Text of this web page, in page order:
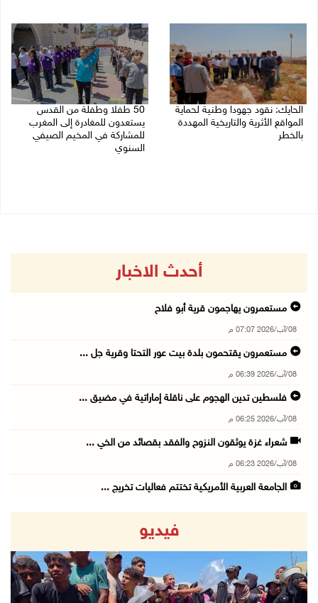
الحايك: نقود جهودا وطنية لحماية
المواقع الأثرية والتاريخية المهددة
بالخطر
50 طفلا وطفلة من القدس
يستعدون للمغادرة إلى المغرب
للمشاركة في المخيم الصيفي
السنوي
أحدث الاخبار
مستعمرون يهاجمون قرية أبو فلاح
08/آب/2026 07:07 م
مستعمرون يقتحمون بلدة بيت عور التحتا وقرية جل ...
08/آب/2026 06:39 م
فلسطين تدين الهجوم على ناقلة إماراتية في مضيق ...
08/آب/2026 06:25 م
شعراء غزة يوثقون النزوح والفقد بقصائد من الخي ...
08/آب/2026 06:23 م
الجامعة العربية الأمريكية تختتم فعاليات تخريج ...
إصابات بالاختناق خلال اقتحام الاحتلال قرية ال ...
08/آب/2026 05:52 م
الحايك: نقود جهودا وطنية لحماية المواقع الأثر ...
08/آب/2026 04:50 م
فيديو